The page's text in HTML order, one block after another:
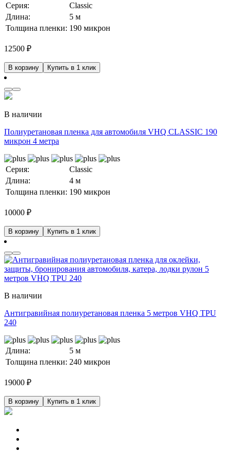
Серия:
Classic
Длина:
5 м
Толщина пленки: 190 микрон
12500 ₽
В корзину Купить в 1 клик
В наличии
Полиуретановая пленка для автомобиля VHQ CLASSIC 190
микрон 4 метра
Серия:
Classic
Длина:
4 м
Толщина пленки: 190 микрон
10000 ₽
В корзину Купить в 1 клик
В наличии
Антигравийная полиуретановая пленка 5 метров VHQ TPU
240
Длина:
5 м
Толщина пленки: 240 микрон
19000 ₽
В корзину Купить в 1 клик